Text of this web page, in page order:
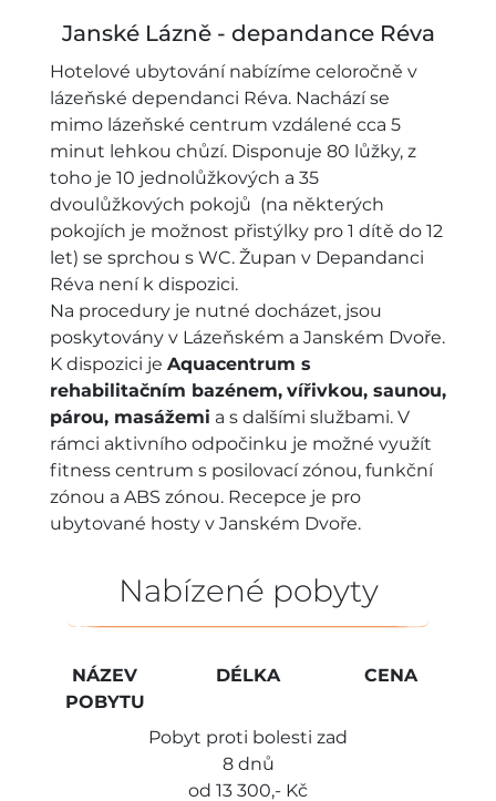
Janské Lázně - depandance Réva
Hotelové ubytování nabízíme celoročně v
lázeňské dependanci Réva. Nachází se
mimo lázeňské centrum vzdálené cca 5
minut lehkou chůzí. Disponuje 80 lůžky, z
toho je 10 jednolůžkových a 35
dvoulůžkových pokojů (na některých
pokojích je možnost přistýlky pro 1 dítě do 12
let) se sprchou s WC. Župan v Depandanci
Réva není k dispozici.
Na procedury je nutné docházet, jsou
poskytovány v Lázeňském a Janském Dvoře.
K dispozici je Aquacentrum s
rehabilitačním bazénem, vířivkou, saunou,
párou, masážemi a s dalšími službami. V
rámci aktivního odpočinku je možné využít
fitness centrum s posilovací zónou, funkční
zónou a ABS zónou. Recepce je pro
ubytované hosty v Janském Dvoře.
Nabízené pobyty
NÁZEV
POBYTU
DÉLKA CENA
Pobyt proti bolesti zad
8 dnů
od 13 300,- Kč